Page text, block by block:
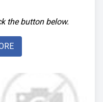
the button below.